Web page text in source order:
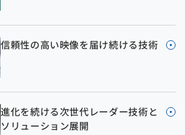
信頼性の高い映像を届け続ける技術
進化を続ける次世代レーダー技術と
ソリューション展開